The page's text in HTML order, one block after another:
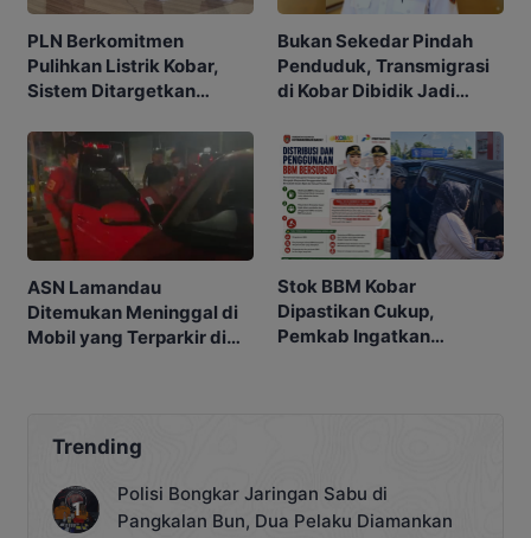
PLN Berkomitmen
Pulihkan Listrik Kobar,
Sistem Ditargetkan
Bukan Sekedar Pindah
Penduduk, Transmigrasi
di Kobar Dibidik Jadi
ASN Lamandau
Ditemukan Meninggal di
Mobil yang Terparkir di
Stok BBM Kobar
Dipastikan Cukup,
Pemkab Ingatkan
Trending
Polisi Bongkar Jaringan Sabu di
Pangkalan Bun, Dua Pelaku Diamankan